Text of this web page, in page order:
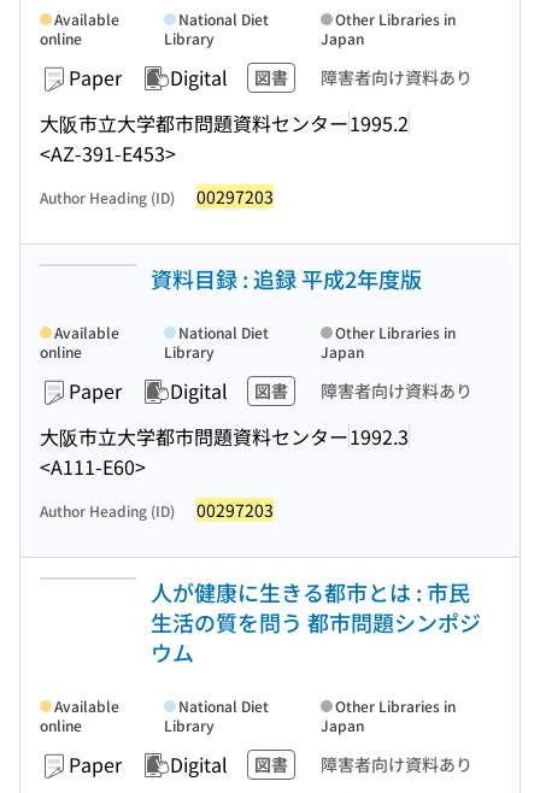
Paper Digital 図書 障害者向け資料あり
大阪市立大学都市問題資料センター1995.2
<AZ-391-E453>
Available
online
National Diet
Library
Other Libraries in
Japan
Author Heading (ID) 00297203
資料目録 : 追録 平成2年度版
Paper Digital 図書 障害者向け資料あり
大阪市立大学都市問題資料センター1992.3
<A111-E60>
Available
online
National Diet
Library
Other Libraries in
Japan
Author Heading (ID) 00297203
人が健康に生きる都市とは : 市民
生活の質を問う 都市問題シンポジ
ウム
Paper Digital 図書 障害者向け資料あり
Available
online
National Diet
Library
Other Libraries in
Japan